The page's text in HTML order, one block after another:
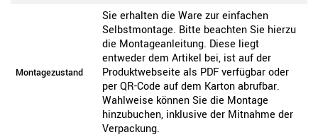
Montagezustand
Sie erhalten die Ware zur einfachen
Selbstmontage. Bitte beachten Sie hierzu
die Montageanleitung. Diese liegt
entweder dem Artikel bei, ist auf der
Produktwebseite als PDF verfügbar oder
per QR-Code auf dem Karton abrufbar.
Wahlweise können Sie die Montage
hinzubuchen, inklusive der Mitnahme der
Verpackung.